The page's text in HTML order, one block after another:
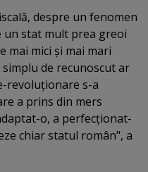
despre un fenomen
un stat mult prea greoi
mai mici şi mai mari
de recunoscut ar
revoluţionare s-a
a prins din mers
o, a perfecţionat-
chiar statul român", a